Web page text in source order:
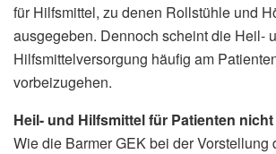
für Hilfsmittel, zu denen Rollstühle und
ausgegeben. Dennoch scheint die Heil-
Hilfsmittelversorgung häufig am
vorbeizugehen.
Heil- und Hilfsmittel für Patienten
Wie die Barmer GEK bei der Vorstellung